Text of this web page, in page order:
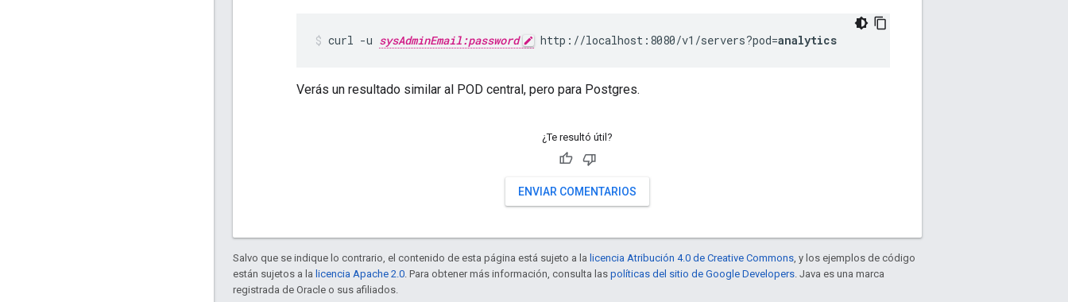
curl -u sysAdminEmail:password http://localhost:8080/v1/servers?pod=analytics
Verás un resultado similar al POD central, pero para Postgres.
¿Te resultó útil?
ENVIAR COMENTARIOS
Salvo que se indique lo contrario, el contenido de esta página está sujeto a la licencia Atribución 4.0 de Creative Commons, y los ejemplos de código
están sujetos a la licencia Apache 2.0. Para obtener más información, consulta las políticas del sitio de Google Developers. Java es una marca
registrada de Oracle o sus afiliados.